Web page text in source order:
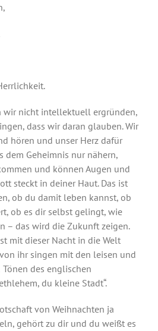
wir nicht intellektuell ergründen,
dass wir daran glauben. Wir
hören und unser Herz dafür
dem Geheimnis nur nähern,
und können Augen und
steckt in deiner Haut. Das ist
ob du damit leben kannst, ob
ob es dir selbst gelingt, wie
– das wird die Zukunft zeigen.
mit dieser Nacht in die Welt
ihr singen mit den leisen und
des englischen
du kleine Stadt“.
von Weihnachten ja
gehört zu dir und du weißt es